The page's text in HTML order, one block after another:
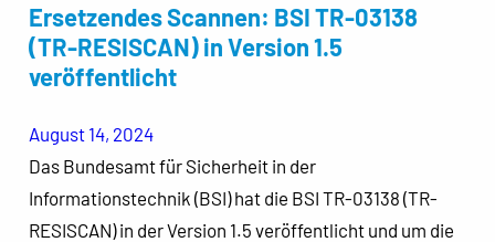
Ersetzendes Scannen: BSI TR-03138
(TR-RESISCAN) in Version 1.5
veröffentlicht
August 14, 2024
Das Bundesamt für Sicherheit in der
Informationstechnik (BSI) hat die BSI TR-03138 (TR-
RESISCAN) in der Version 1.5 veröffentlicht und um die